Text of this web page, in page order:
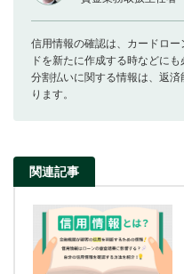
信用情報の確認は、カードロ
ドを新たに作成する時などに
分割払いに関する情報は、返
ります。
関連記事